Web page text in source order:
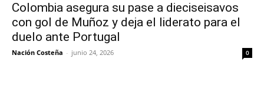
Colombia asegura su pase a dieciseisavos
con gol de Muñoz y deja el liderato para el
duelo ante Portugal
Nación Costeña - junio 24, 2026 0